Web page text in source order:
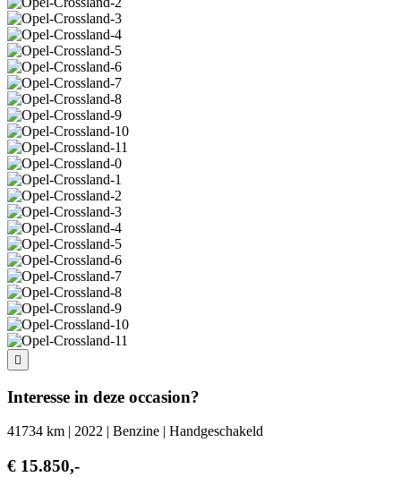
Interesse in deze occasion?
41734 km | 2022 | Benzine | Handgeschakeld
€ 15.850,-